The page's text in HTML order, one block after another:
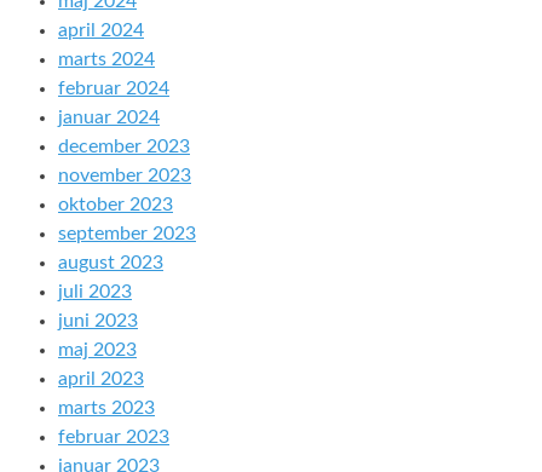
april 2024
marts 2024
februar 2024
januar 2024
december 2023
november 2023
oktober 2023
september 2023
august 2023
juli 2023
juni 2023
maj 2023
april 2023
marts 2023
februar 2023
januar 2023